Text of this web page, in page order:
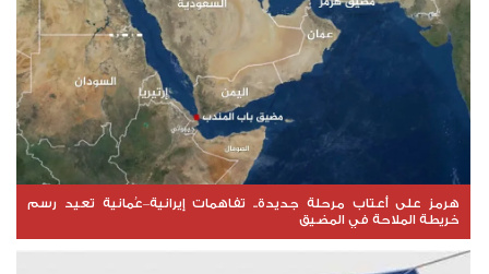
هرمز على أعتاب مرحلة جديدة.. تفاهمات إيرانية–عُمانية تعيد رسم
خريطة الملاحة في المضيق